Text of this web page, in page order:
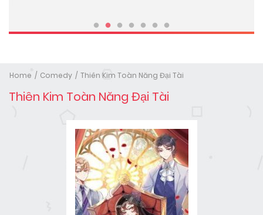
Home Comedy Thiên Kim Toàn Năng Đại Tài
Thiên Kim Toàn Năng Đại Tài